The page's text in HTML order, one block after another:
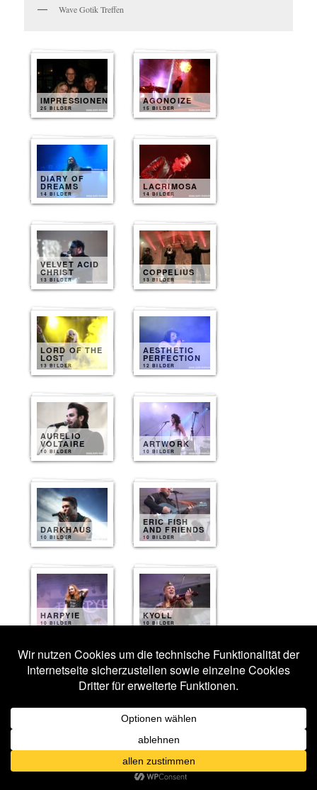
Wave Gotik Treffen
IMPRESSIONEN
25 BILDER
AGONOIZE
15 BILDER
DIARY OF
DREAMS
14 BILDER
LACRIMOSA
14 BILDER
VELVET ACID
CHRIST
13 BILDER
COPPELIUS
13 BILDER
LORD OF THE
LOST
13 BILDER
AESTHETIC
PERFECTION
12 BILDER
AURELIO
VOLTAIRE
10 BILDER
ARTWORK
10 BILDER
DARKHAUS
10 BILDER
ERIC FISH
AND FRIENDS
10 BILDER
HARPYIE
10 BILDER
KYOLL
10 BILDER
10 BILDER 9 BILDER